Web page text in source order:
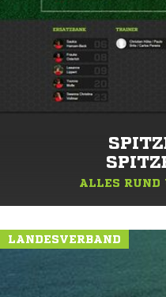
ALLES RUND
LANDESVERBAND